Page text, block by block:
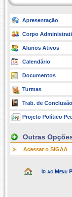
Apresentação
Corpo
Alunos Ativos
Calendário
Documentos
Turmas
Trab. de
Projeto Político
Outras
Acessar o SIGAA
Ir ao Menu